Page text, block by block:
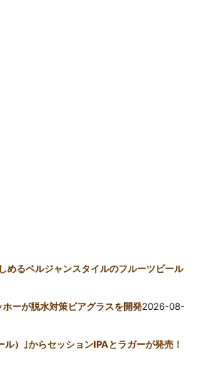
めるベルジャンスタイルのフルーツビール
ーが脱水対策ビアグラスを開発2026-08-
）｣からセッションIPAとラガーが発売！